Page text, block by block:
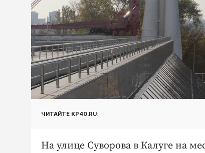
ЧИТАЙТЕ KP40.RU:
На улице Суворова в Калуге на